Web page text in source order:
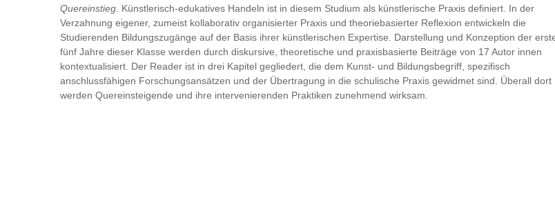
Quereinstieg . Künstlerisch-edukatives Handeln ist in diesem Studium als künstlerische Praxis definiert. In der
Verzahnung eigener, zumeist kollaborativ organisierter Praxis und theoriebasierter Reflexion entwickeln die
Studierenden Bildungszugänge auf der Basis ihrer künstlerischen Expertise. Darstellung und Konzeption der
fünf Jahre dieser Klasse werden durch diskursive, theoretische und praxisbasierte Beiträge von 17 Autor innen
kontextualisiert. Der Reader ist in drei Kapitel gegliedert, die dem Kunst- und Bildungsbegriff, spezifisch
anschlussfähigen Forschungsansätzen und der Übertragung in die schulische Praxis gewidmet sind. Überall dort
werden Quereinsteigende und ihre intervenierenden Praktiken zunehmend wirksam.